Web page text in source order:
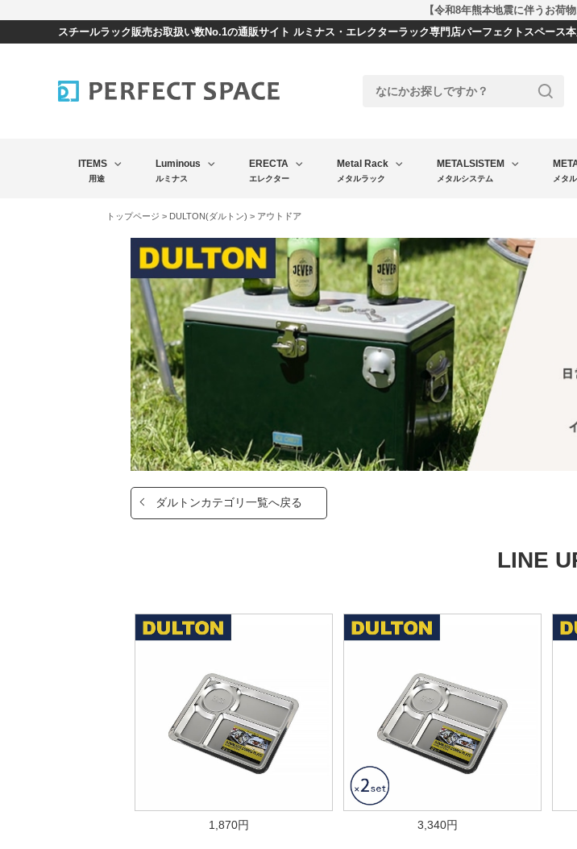
【令和8年熊本地震に伴うお荷
スチールラック販売お取扱い数No.1の通販サイト ルミナス・エレクターラック専門店パーフェクトスペース
ITEMS
用途
Luminous
ルミナス
ERECTA
エレクター
Metal Rack
メタルラック
METALSISTEM
メタルシステム メタ
トップページ > DULTON(ダルトン) > アウトドア